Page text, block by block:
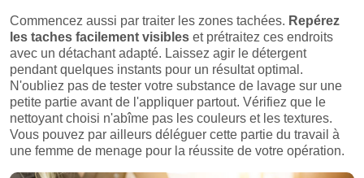
Commencez aussi par traiter les zones tachées. Repérez
les taches facilement visibles et prétraitez ces endroits
avec un détachant adapté. Laissez agir le détergent
pendant quelques instants pour un résultat optimal.
N'oubliez pas de tester votre substance de lavage sur une
petite partie avant de l'appliquer partout. Vérifiez que le
nettoyant choisi n'abîme pas les couleurs et les textures.
Vous pouvez par ailleurs déléguer cette partie du travail à
une femme de menage pour la réussite de votre opération.